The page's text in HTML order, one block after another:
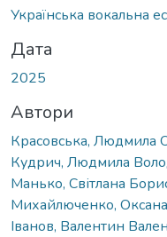
Українська вокальна
Дата
2025
Автори
Красовська, Людмила
Кудрич, Людмила
Манько, Світлана
Михайлюченко,
Іванов, Валентин